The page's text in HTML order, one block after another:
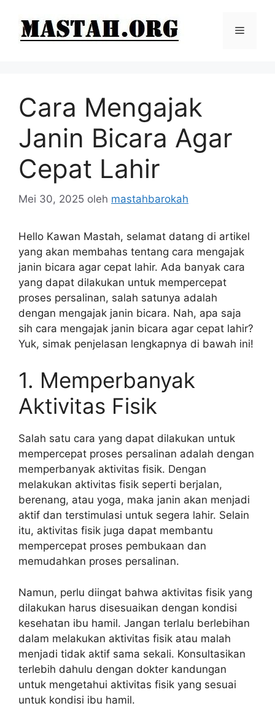
Menu
Cara Mengajak
Janin Bicara Agar
Cepat Lahir
Mei 30, 2025 oleh mastahbarokah
Hello Kawan Mastah, selamat datang di artikel
yang akan membahas tentang cara mengajak
janin bicara agar cepat lahir. Ada banyak cara
yang dapat dilakukan untuk mempercepat
proses persalinan, salah satunya adalah
dengan mengajak janin bicara. Nah, apa saja
sih cara mengajak janin bicara agar cepat lahir?
Yuk, simak penjelasan lengkapnya di bawah ini!
1. Memperbanyak
Aktivitas Fisik
Salah satu cara yang dapat dilakukan untuk
mempercepat proses persalinan adalah dengan
memperbanyak aktivitas fisik. Dengan
melakukan aktivitas fisik seperti berjalan,
berenang, atau yoga, maka janin akan menjadi
aktif dan terstimulasi untuk segera lahir. Selain
itu, aktivitas fisik juga dapat membantu
mempercepat proses pembukaan dan
memudahkan proses persalinan.
Namun, perlu diingat bahwa aktivitas fisik yang
dilakukan harus disesuaikan dengan kondisi
kesehatan ibu hamil. Jangan terlalu berlebihan
dalam melakukan aktivitas fisik atau malah
menjadi tidak aktif sama sekali. Konsultasikan
terlebih dahulu dengan dokter kandungan
untuk mengetahui aktivitas fisik yang sesuai
untuk kondisi ibu hamil.